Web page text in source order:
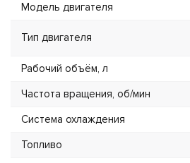
Модель двигателя
Тип двигателя
Рабочий объём, л
Частота вращения, об/мин
Система охлаждения
Топливо